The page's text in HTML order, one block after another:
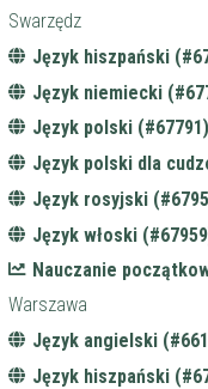
Swarzędz
Język hiszpański
Język niemiecki
Język polski (#67791)
Język polski dla
Język rosyjski
Język włoski
Nauczanie
Warszawa
Język angielski
Język hiszpański